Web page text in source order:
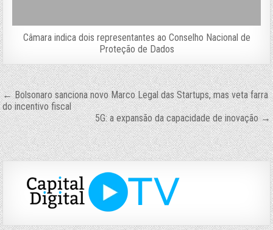
Câmara indica dois representantes ao Conselho Nacional de
Proteção de Dados
Navegação
de
Post
← Bolsonaro sanciona novo Marco Legal das Startups, mas veta farra
do incentivo fiscal
5G: a expansão da capacidade de inovação →